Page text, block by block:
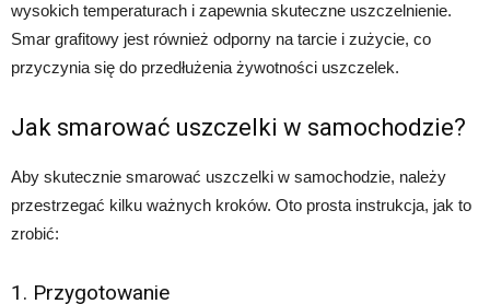
wysokich temperaturach i zapewnia skuteczne uszczelnienie.
Smar grafitowy jest również odporny na tarcie i zużycie, co
przyczynia się do przedłużenia żywotności uszczelek.
Jak smarować uszczelki w samochodzie?
Aby skutecznie smarować uszczelki w samochodzie, należy
przestrzegać kilku ważnych kroków. Oto prosta instrukcja, jak to
zrobić:
1. Przygotowanie